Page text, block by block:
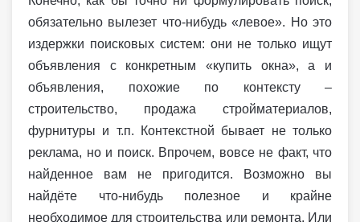
обязательно вылезет что-нибудь «левое». Но это
издержки поисковых систем: они не только ищут
объявления с конкретным «купить окна», а и
объявления, похожие по контексту –
строительство, продажа стройматериалов,
фурнитуры и т.п. Контекстной бывает не только
реклама, но и поиск. Впрочем, вовсе не факт, что
найденное вам не пригодится. Возможно вы
найдёте что-нибудь полезное и крайне
необходимое для строительства или ремонта. Или